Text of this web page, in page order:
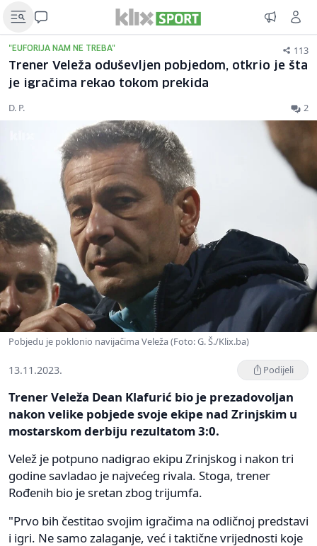
"EUFORIJA NAM NE TREBA" 113
Trener Veleža oduševljen pobjedom, otkrio je šta
je igračima rekao tokom prekida
D. P. 2
Pobjedu je poklonio navijačima Veleža (Foto: G. Š./Klix.ba)
13.11.2023. Podijeli
Trener Veleža Dean Klafurić bio je prezadovoljan
nakon velike pobjede svoje ekipe nad Zrinjskim u
mostarskom derbiju rezultatom 3:0.
Velež je potpuno nadigrao ekipu Zrinjskog i nakon tri
godine savladao je najvećeg rivala. Stoga, trener
Rođenih bio je sretan zbog trijumfa.
"Prvo bih čestitao svojim igračima na odličnoj predstavi
i igri. Ne samo zalaganje, već i taktične vrijednosti koje